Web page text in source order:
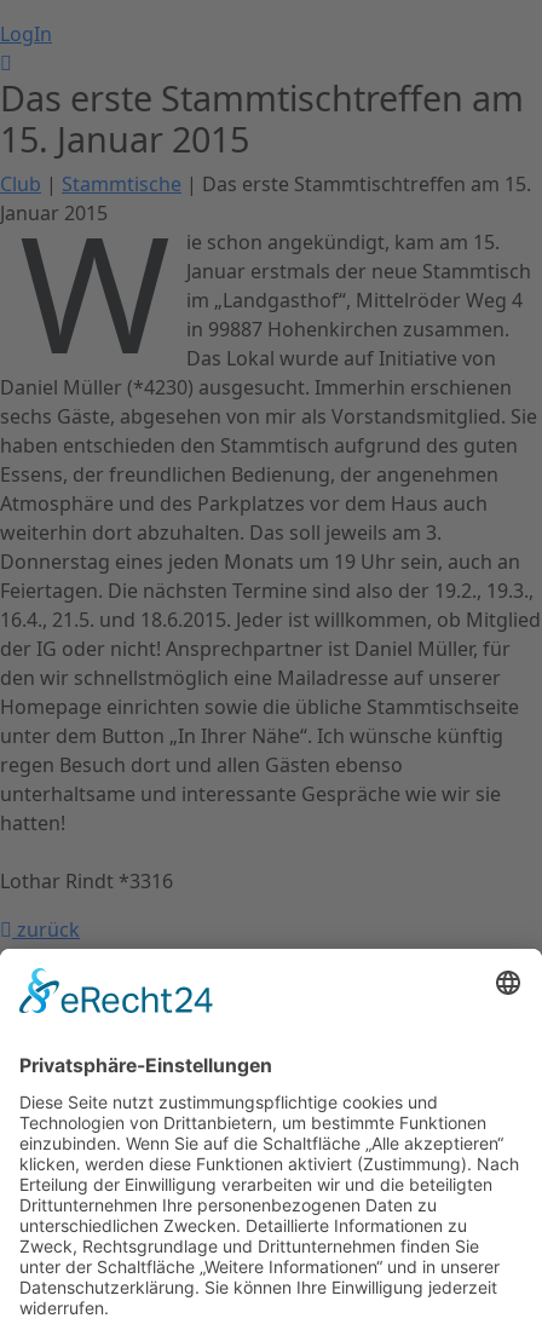
LogIn
Das erste Stammtischtreffen am
15. Januar 2015
Club | Stammtische | Das erste Stammtischtreffen am 15.
Januar 2015
W
ie schon angekündigt, kam am 15.
Januar erstmals der neue Stammtisch
im „Landgasthof“, Mittelröder Weg 4
in 99887 Hohenkirchen zusammen.
Das Lokal wurde auf Initiative von
Daniel Müller (*4230) ausgesucht. Immerhin erschienen
sechs Gäste, abgesehen von mir als Vorstandsmitglied. Sie
haben entschieden den Stammtisch aufgrund des guten
Essens, der freundlichen Bedienung, der angenehmen
Atmosphäre und des Parkplatzes vor dem Haus auch
weiterhin dort abzuhalten. Das soll jeweils am 3.
Donnerstag eines jeden Monats um 19 Uhr sein, auch an
Feiertagen. Die nächsten Termine sind also der 19.2., 19.3.,
16.4., 21.5. und 18.6.2015. Jeder ist willkommen, ob Mitglied
der IG oder nicht! Ansprechpartner ist Daniel Müller, für
den wir schnellstmöglich eine Mailadresse auf unserer
Homepage einrichten sowie die übliche Stammtischseite
unter dem Button „In Ihrer Nähe“. Ich wünsche künftig
regen Besuch dort und allen Gästen ebenso
unterhaltsame und interessante Gespräche wie wir sie
hatten!
Lothar Rindt *3316
zurück
Kontakt
Impressum
Mitgliederbereich
Facebook
Instagram
Umsetzung:DOUBLE-A-DESIGN
Kontakt
Impressum
Datenschutzerklärung
Mitgliederbereich